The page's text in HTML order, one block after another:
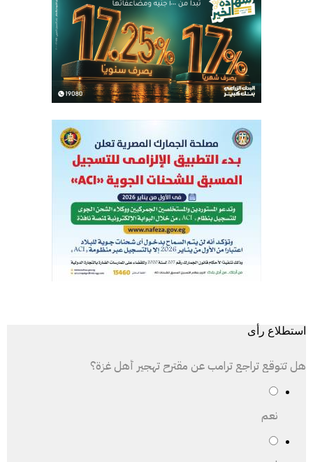
استطلاع رأى
هل تتوقع تراجع ترامب عن مقترح تهجير أهل غزة؟
نعم